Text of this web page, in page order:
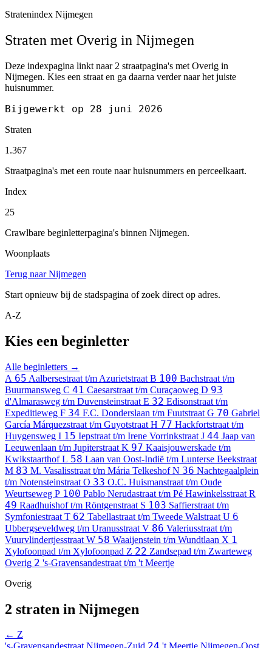
Stratenindex Nijmegen
Straten met Overig in Nijmegen
Deze indexpagina linkt naar 2 straatpagina's met Overig in
Nijmegen. Kies een straat en ga daarna verder naar het juiste
huisnummer.
Bijgewerkt op 28 juni 2026
Straten
1.367
Straatpagina's met een route naar huisnummers en perceelkaart.
Index
25
Crawlbare beginletterpagina's binnen Nijmegen.
Woonplaats
Terug naar Nijmegen
Start opnieuw bij de stadspagina of zoek direct op adres.
A-Z
Kies een beginletter
Alle beginletters →
A 65 Aalbersestraat t/m Azurietstraat B 100 Bachstraat t/m
Buurmansweg C 41 Caesarstraat t/m Curaçaoweg D 93
d'Almarasweg t/m Duvensteinstraat E 32 Edisonstraat t/m
Expeditieweg F 34 F.C. Donderslaan t/m Fuutstraat G 70 Gabriel
García Márquezstraat t/m Guyotstraat H 77 Hackfortstraat t/m
Huygensweg I 15 Iepstraat t/m Irene Vorrinkstraat J 44 Jaap van
Leeuwenlaan t/m Jupiterstraat K 97 Kaaisjouwerskade t/m
KwikstaarthofL 58 Laan van Oost-Indië t/m Lunterse Beekstraat
M 83 M. Vasalisstraat t/m Mária TelkeshofN 36 Nachtegaalplein
t/m Notensteinstraat O 33 O.C. Huismanstraat t/m Oude
Weurtseweg P 100 Pablo Nerudastraat t/m Pé Hawinkelsstraat R
49 Raadhuishof t/m Röntgenstraat S 103 Saffierstraat t/m
Symfoniestraat T 62 Tabellastraat t/m Tweede Walstraat U 6
Ubbergseveldweg t/m Uranusstraat V 86 Valeriusstraat t/m
Vuurvlindertjesstraat W 58 Waaijenstein t/m Wundtlaan X 1
Xylofoonpad t/m Xylofoonpad Z 22 Zandsepad t/m Zwarteweg
Overig 2 's-Gravensandestraat t/m 't Meertje
Overig
2 straten in Nijmegen
← Z